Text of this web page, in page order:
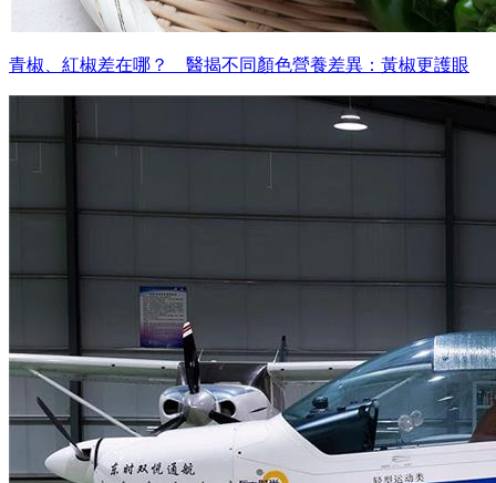
青椒、紅椒差在哪？ 醫揭不同顏色營養差異：黃椒更護眼